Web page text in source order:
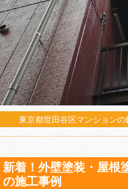
東京都世田谷区マンション
新着！外壁塗装・屋根
の施工事例